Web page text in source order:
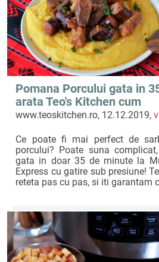
Pomana Porcului gata in
arata Teo's Kitchen cum
www.teoskitchen.ro, 12.12.2019,
Ce poate fi mai perfect de
porcului? Poate suna
gata in doar 35 de minute la
Express cu gatire sub presiune!
reteta pas cu pas, si iti garantam